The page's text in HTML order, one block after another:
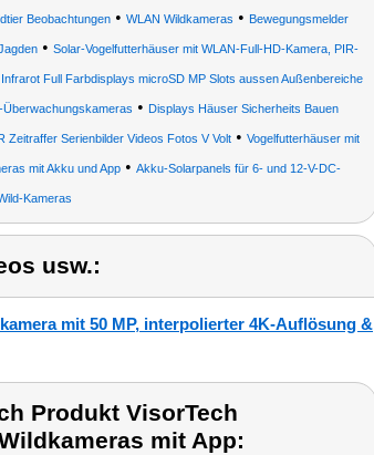
Beobachtungen • WLAN Wildkameras • Bewegungsmelder
• Solar-Vogelfutterhäuser mit WLAN-Full-HD-Kamera, PIR-
Infrarot Full Farbdisplays microSD MP Slots aussen Außenbereiche
Überwachungskameras • Displays Häuser Sicherheits Bauen
Zeitraffer Serienbilder Videos Fotos V Volt • Vogelfutterhäuser mit
mit Akku und App• Akku-Solarpanels für 6- und 12-V-DC-
Kameras
usw.:
mit 50 MP, interpolierter 4K-Auflösung &
Produkt VisorTech
mit App: